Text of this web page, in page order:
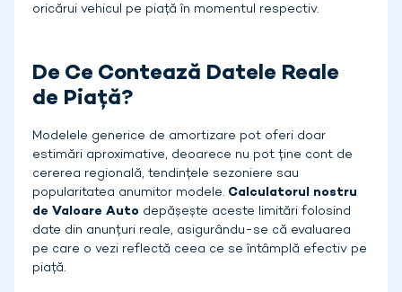
oricărui vehicul pe piață în momentul respectiv.
De Ce Contează Datele Reale
de Piață?
Modelele generice de amortizare pot oferi doar
estimări aproximative, deoarece nu pot ține cont de
cererea regională, tendințele sezoniere sau
popularitatea anumitor modele. Calculatorul nostru
de Valoare Auto depășește aceste limitări folosind
date din anunțuri reale, asigurându-se că evaluarea
pe care o vezi reflectă ceea ce se întâmplă efectiv pe
piață.